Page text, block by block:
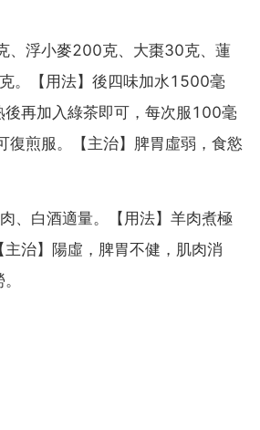
、浮小麥200克、大棗30克、蓮
。【用法】後四味加水1500毫
後再加入綠茶即可，每次服100毫
復煎服。【主治】脾胃虛弱，食慾
、白酒適量。【用法】羊肉煮極
治】陽虛，脾胃不健，肌肉消